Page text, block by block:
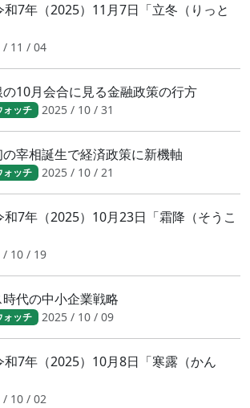
7年（2025）11月7日「立冬（りっと
/ 11 / 04
10月会合に見る金融政策の行方
ォッチ 2025 / 10 / 31
宰相誕生で経済政策に新機軸
ォッチ 2025 / 10 / 21
7年（2025）10月23日「霜降（そうこ
/ 10 / 19
代の中小企業戦略
ォッチ 2025 / 10 / 09
7年（2025）10月8日「寒露（かん
/ 10 / 02